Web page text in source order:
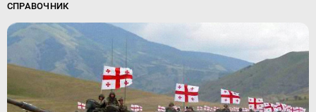
СПРАВОЧНИК